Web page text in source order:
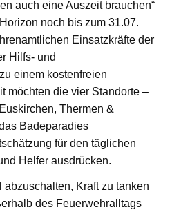
auch eine Auszeit brauchen“
noch bis zum 31.07.
Einsatzkräfte der
Hilfs- und
einem kostenfreien
möchten die vier Standorte –
Thermen &
Badeparadies
für den täglichen
Helfer ausdrücken.
abzuschalten, Kraft zu tanken
des Feuerwehralltags